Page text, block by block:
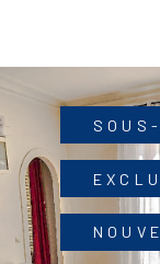
87 lots
Aucune
1 du Code de
présentée
VOIR LE BIEN